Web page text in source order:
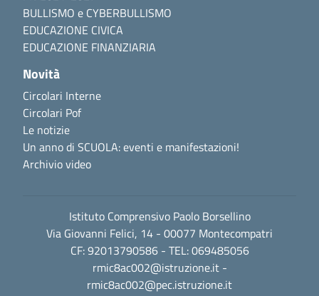
BULLISMO e CYBERBULLISMO
EDUCAZIONE CIVICA
EDUCAZIONE FINANZIARIA
Novità
Circolari Interne
Circolari Pof
Le notizie
Un anno di SCUOLA: eventi e manifestazioni!
Archivio video
Istituto Comprensivo Paolo Borsellino
Via Giovanni Felici, 14 - 00077 Montecompatri
CF: 92013790586 - TEL: 069485056
rmic8ac002@istruzione.it-
rmic8ac002@pec.istruzione.it